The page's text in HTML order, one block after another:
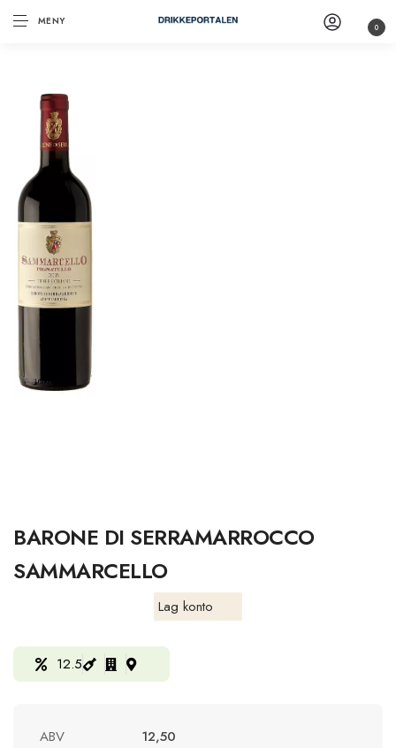
MENY 0
BARONE DI SERRAMARROCCO
SAMMARCELLO
Lag konto
12.5
ABV
12,50